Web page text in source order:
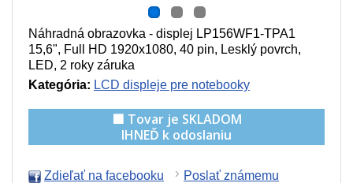
Náhradná obrazovka - displej LP156WF1-TPA1
15,6", Full HD 1920x1080, 40 pin, Lesklý povrch,
LED, 2 roky záruka
Kategória: LCD displeje pre notebooky
🟩 Tovar je SKLADOM
IHNEĎ k odoslaniu
Zdieľať na facebooku Poslať známemu